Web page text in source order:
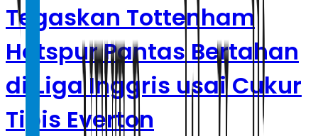
Tegaskan Tottenham
Hotspur Pantas Bertahan
di Liga Inggris usai Cukur
Tipis Everton